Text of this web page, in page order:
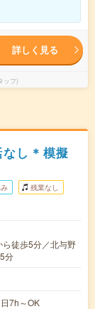
詳しく見る
ッフ)
し＊模擬
残業なし
徒歩5分／北与野
分
7h～OK